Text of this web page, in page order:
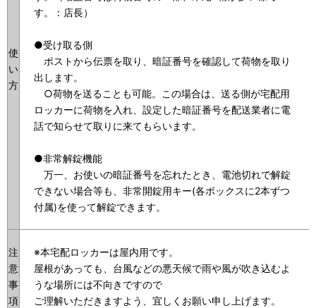
使
い
方
す。：店長）
●受け取る側
ポストから伝票を取り、暗証番号を確認して荷物を取り
出します。
○荷物を送ることも可能。この場合は、送る側が宅配用
ロッカーに荷物を入れ、設定した暗証番号を配送業者に電
話で知らせて取りに来てもらいます。
●非常解錠機能
万一、お使いの暗証番号を忘れたとき、電池切れで解錠
できない場合等も、非常開錠用キー(各ボックスに2本ずつ
付属)を使って解錠できます。
注
意
事
項
※本宅配ロッカーは屋内用です。
屋根があっても、台風などの悪天候で雨や風が吹き込むよ
うな場所には不向きですので
ご理解いただきますよう、宜しくお願い申し上げます。